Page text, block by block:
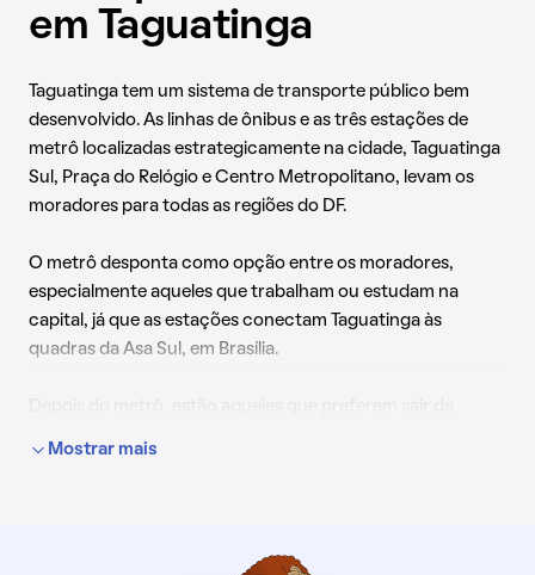
em Taguatinga
Taguatinga tem um sistema de transporte público bem
desenvolvido. As linhas de ônibus e as três estações de
metrô localizadas estrategicamente na cidade, Taguatinga
Sul, Praça do Relógio e Centro Metropolitano, levam os
moradores para todas as regiões do DF.
O metrô desponta como opção entre os moradores,
especialmente aqueles que trabalham ou estudam na
capital, já que as estações conectam Taguatinga às
quadras da Asa Sul, em Brasília.
Mostrar mais